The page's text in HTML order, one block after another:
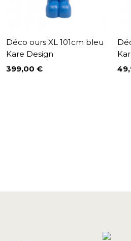
Déco ours XL 101cm bleu
Kare Design
Prix
399,00 €